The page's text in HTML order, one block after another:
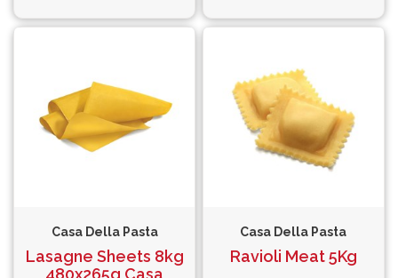
Casa Della Pasta
Lasagne Sheets 8kg
480x265g Casa
Casa Della Pasta
Ravioli Meat 5Kg